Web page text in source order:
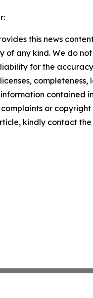
this news
of any kind. We do
for the
completeness,
contained
or copyright
kindly contact